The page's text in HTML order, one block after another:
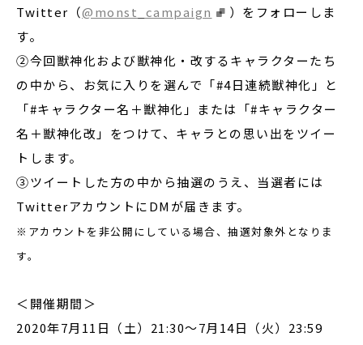
Twitter（@monst_campaign
）をフォローしま
す。
②今回獣神化および獣神化・改するキャラクターたち
の中から、お気に入りを選んで「#4日連続獣神化」と
「#キャラクター名＋獣神化」または「#キャラクター
名＋獣神化改」をつけて、キャラとの思い出をツイー
トします。
③ツイートした方の中から抽選のうえ、当選者には
TwitterアカウントにDMが届きます。
※アカウントを非公開にしている場合、抽選対象外となりま
す。
＜開催期間＞
2020年7月11日（土）21:30～7月14日（火）23:59